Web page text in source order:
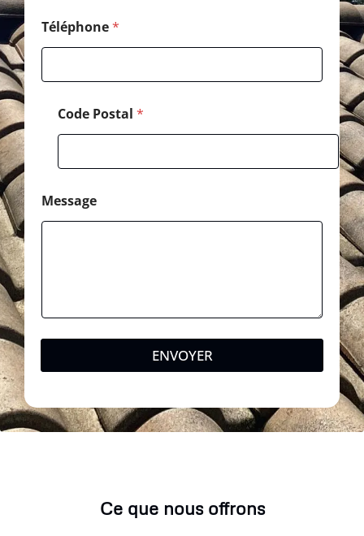
Téléphone*
i
l
Code Postal *
Message
ENVOYER
Ce que nous offrons